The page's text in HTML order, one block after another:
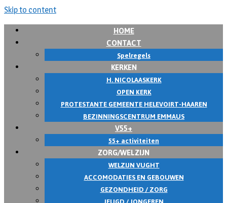
Skip to content
HOME
CONTACT
Spelregels
KERKEN
H. NICOLAASKERK
OPEN KERK
PROTESTANTE GEMEENTE HELEVOIRT-HAAREN
BEZINNINGSCENTRUM EMMAUS
V55+
55+ activiteiten
ZORG/WELZIJN
WELZIJN VUGHT
ACCOMODATIES EN GEBOUWEN
GEZONDHEID / ZORG